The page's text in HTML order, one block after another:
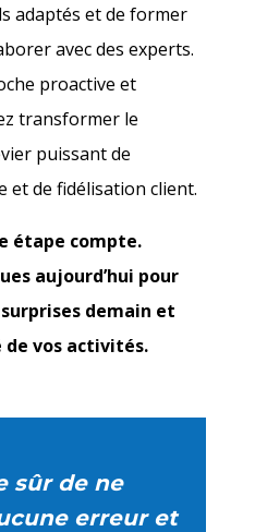
adaptés et de former
avec des experts.
proactive et
transformer le
puissant de
et de fidélisation client.
étape compte.
aujourd’hui pour
demain et
vos activités.
sûr de ne
erreur et